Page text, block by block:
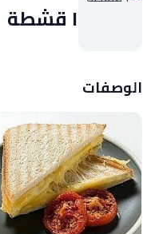
١ قشطة
الوصفات